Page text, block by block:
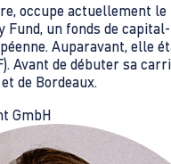
occupe actuellement
Fund, un fonds de
Auparavant, elle
Avant de débuter sa
de Bordeaux.
GmbH